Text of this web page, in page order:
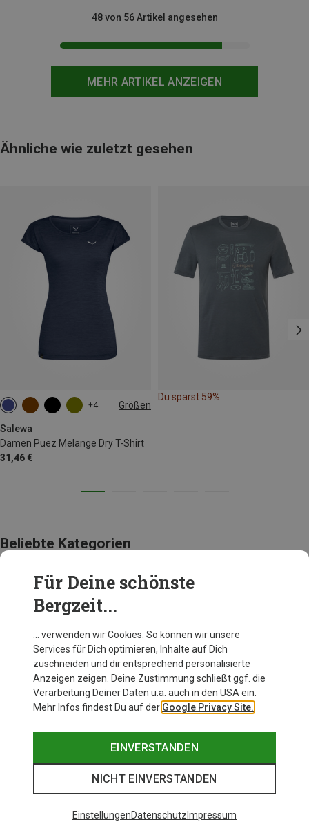
MEHR ARTIKEL ANZEIGEN
48 von 56 Artikel angesehen
Ähnliche wie zuletzt gesehen
+4 Größen
Salewa
Damen Puez Melange Dry T-Shirt
31,46 €
M L XL XXL
Du sparst 59%
Beliebte Kategorien
AUSRÜSTUNG
Für Deine schönste
Bergzeit...
… verwenden wir Cookies. So können wir unsere
Services für Dich optimieren, Inhalte auf Dich
zuschneiden und dir entsprechend personalisierte
Anzeigen zeigen. Deine Zustimmung schließt ggf. die
Verarbeitung Deiner Daten u.a. auch in den USA ein.
Mehr Infos findest Du auf der Google Privacy Site.
EINVERSTANDEN
NICHT EINVERSTANDEN
EinstellungenDatenschutz Impressum